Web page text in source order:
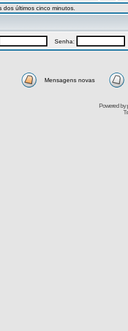
últimos cinco minutos.
Senha:
Mensagens novas
Powered by